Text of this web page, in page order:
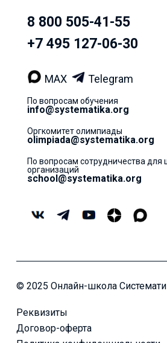
8 800 505-41-55
+7 495 127-06-30
MAX Telegram
По вопросам обучения
info@systematika.org
Оргкомитет олимпиады
olimpiada@systematika.org
По вопросам сотрудничества для
организаций
school@systematika.org
© 2025 Онлайн-школа
Реквизиты
Договор-оферта